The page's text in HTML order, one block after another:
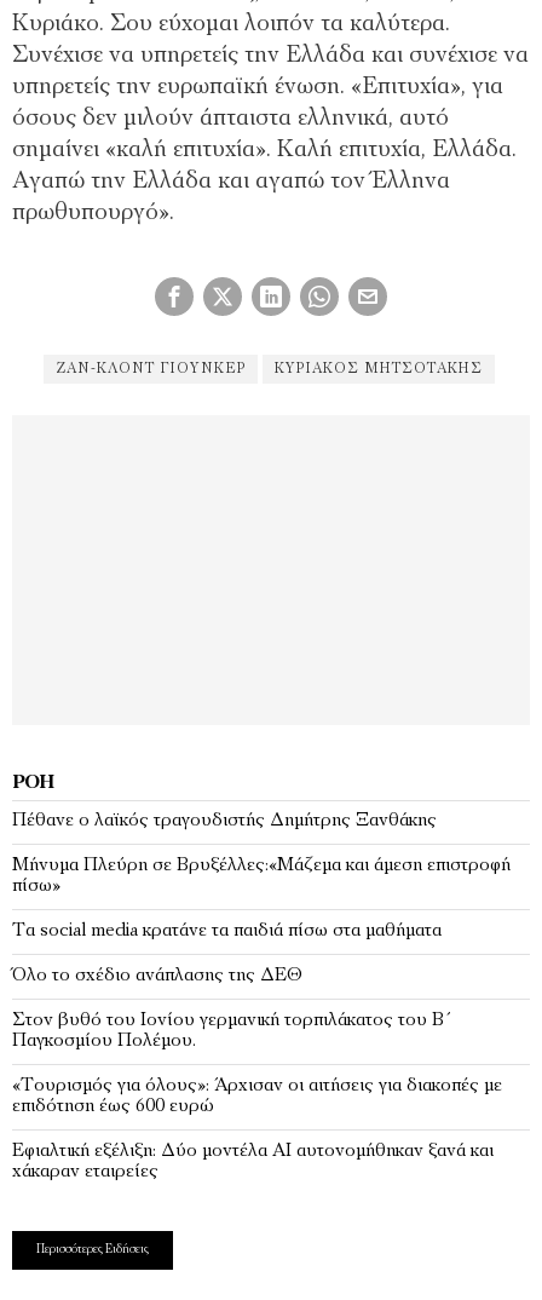
Κυριάκο. Σου εύχομαι λοιπόν τα καλύτερα.
Συνέχισε να υπηρετείς την Ελλάδα και συνέχισε να
υπηρετείς την ευρωπαϊκή ένωση. «Επιτυχία», για
όσους δεν μιλούν άπταιστα ελληνικά, αυτό
σημαίνει «καλή επιτυχία». Καλή επιτυχία, Ελλάδα.
Αγαπώ την Ελλάδα και αγαπώ τον Έλληνα
πρωθυπουργό».
ΖΑΝ-ΚΛΟΝΤ ΓΙΟΎΝΚΕΡ ΚΥΡΙΆΚΟΣ ΜΗΤΣΟΤΆΚΗΣ
ΡΟΉ
Πέθανε ο λαϊκός τραγουδιστής Δημήτρης Ξανθάκης
Μήνυμα Πλεύρη σε Βρυξέλλες:«Μάζεμα και άμεση επιστροφή
πίσω»
Τα social media κρατάνε τα παιδιά πίσω στα μαθήματα
Όλο το σχέδιο ανάπλασης της ΔΕΘ
Στον βυθό του Ιονίου γερμανική τορπιλάκατος του Β΄
Παγκοσμίου Πολέμου.
«Τουρισμός για όλους»: Άρχισαν οι αιτήσεις για διακοπές με
επιδότηση έως 600 ευρώ
Εφιαλτική εξέλιξη: Δύο μοντέλα ΑΙ αυτονομήθηκαν ξανά και
χάκαραν εταιρείες
Περισσότερες Ειδήσεις